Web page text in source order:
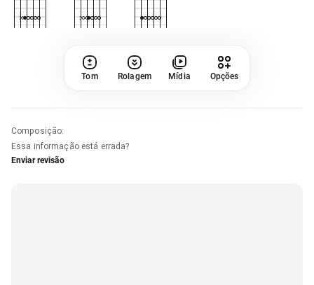
Tom Rolagem Mídia Opções
Composição:
Essa informação está errada?
Enviar revisão